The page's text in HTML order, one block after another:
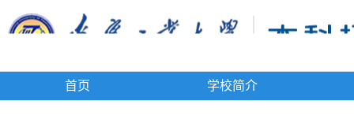
首页 学校简介